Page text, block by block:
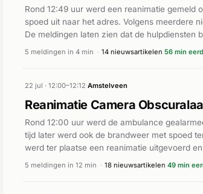
Rond 12:49 uur werd een reanimatie gemeld
spoed uit naar het adres. Volgens meerdere
De meldingen laten zien dat de hulpdiensten
specifieke informatie over de afloop en
5 meldingen in 4 min · 14 nieuwsartikelen 56 min
22 jul · 12:00–12:12·Amstelveen
Reanimatie Camera
Rond 12:00 uur werd de ambulance
tijd later werd ook de brandweer met spoed
werd ter plaatse een reanimatie uitgevoerd
behandeling en vervoer van de patiënt.
5 meldingen in 12 min · 18 nieuwsartikelen 49 min